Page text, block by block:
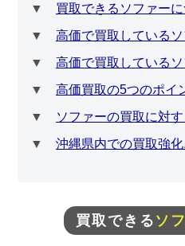
▼ 買取できるソファー
▼ 高価で買取している
▼ 高価で買取している
▼ 高価買取の5つのポイ
▼
ソファーの買取に対
▼ 沖縄県内での買取強
買取できる ソ